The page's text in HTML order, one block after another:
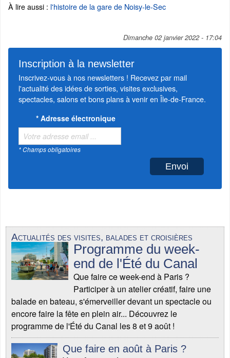
À lire aussi : l'histoire de la gare de Noisy-le-Sec
Dimanche 02 janvier 2022 - 17:04
Inscription à la newsletter
Inscrivez-vous à nos newsletters ! Recevez par mail
l'actualité des idées de sorties, visites exclusives,
spectacles, salons et bons plans à venir en Île-de-France.
* Adresse électronique
* Champs obligatoires
Actualités des visites, balades et croisières
Programme du week-
end de l'Été du Canal
Que faire ce week-end à Paris ?
Participer à un atelier créatif, faire une
balade en bateau, s'émerveiller devant un spectacle ou
encore faire la fête en plein air... Découvrez le
programme de l'Été du Canal les 8 et 9 août !
Que faire en août à Paris ?